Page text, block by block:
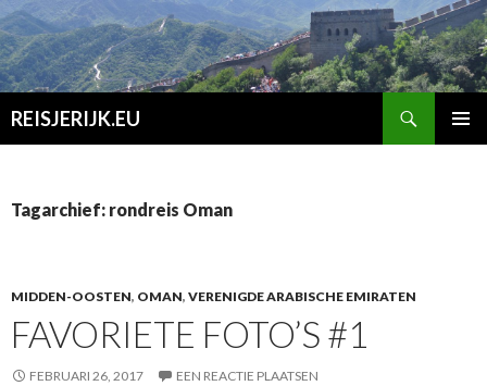
REISJERIJK.EU
Tagarchief: rondreis Oman
MIDDEN-OOSTEN, OMAN, VERENIGDE ARABISCHE EMIRATEN
FAVORIETE FOTO’S #1
FEBRUARI 26, 2017 EEN REACTIE PLAATSEN